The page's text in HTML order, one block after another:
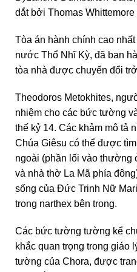
dắt bởi Thomas
Tòa án hành chính cao
nước Thổ Nhĩ Kỳ, đã ban
tòa nhà được chuyển đổi
Theodoros Metokhites,
nhiệm cho các bức tường
thế kỷ 14. Các khảm mô tả
Chúa Giêsu có thể được
ngoài (phần lối vào thường
và nhà thờ La Mã phía
sống của Đức Trinh Nữ
trong narthex bên trong.
Các bức tường tường kể
khắc quan trọng trong giáo
tường của Chora, được